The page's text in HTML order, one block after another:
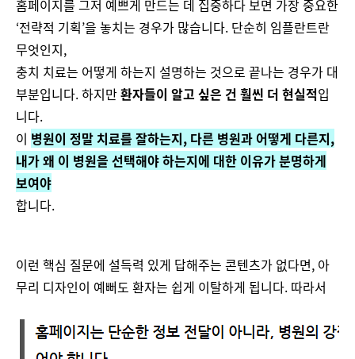
홈페이지를 그저 예쁘게 만드는 데 집중하다 보면 가장 중요한
‘전략적 기획’을 놓치는 경우가 많습니다. 단순히 임플란트란
무엇인지,
충치 치료는 어떻게 하는지 설명하는 것으로 끝나는 경우가 대
부분입니다. 하지만환자들이 알고 싶은 건 훨씬 더 현실적입
니다.
이 병원이 정말 치료를 잘하는지, 다른 병원과 어떻게 다른지,
내가 왜 이 병원을 선택해야 하는지에 대한 이유가 분명하게
보여야
합니다.
이런 핵심 질문에 설득력 있게 답해주는 콘텐츠가 없다면, 아
무리 디자인이 예뻐도 환자는 쉽게 이탈하게 됩니다. 따라서